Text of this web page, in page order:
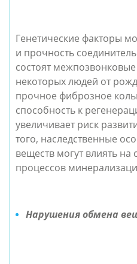
Генетические факторы
и прочность
состоят
некоторых людей от
прочное фиброзное
способность к
увеличивает риск
того, наследственные
веществ могут влиять
процессов
Нарушения обмена